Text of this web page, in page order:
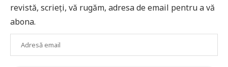
revistă, scrieți, vă rugăm, adresa de email pentru a vă
abona.
Adresă